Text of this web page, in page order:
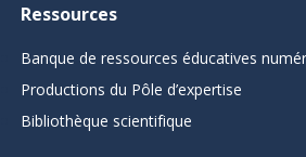
Ressources
Banque de ressources éducatives
Productions du Pôle d’expertise
Bibliothèque scientifique